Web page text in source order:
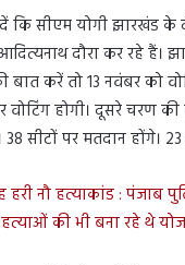
कि सीएम योगी झारखंड के
दौरा कर रहे हैं।
करें तो 13 नवंबर को
वोटिंग होगी। दूसरे चरण
38 सीटों पर मतदान होंगे।
हरी नौ हत्याकांड : पंजाब
की भी बना रहे थे